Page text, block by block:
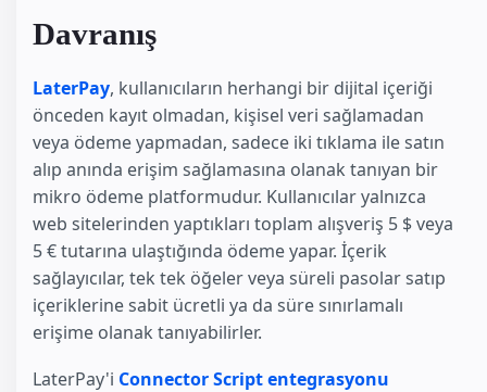
Davranış
LaterPay, kullanıcıların herhangi bir dijital içeriği
önceden kayıt olmadan, kişisel veri sağlamadan
veya ödeme yapmadan, sadece iki tıklama ile satın
alıp anında erişim sağlamasına olanak tanıyan bir
mikro ödeme platformudur. Kullanıcılar yalnızca
web sitelerinden yaptıkları toplam alışveriş 5 $ veya
5 € tutarına ulaştığında ödeme yapar. İçerik
sağlayıcılar, tek tek öğeler veya süreli pasolar satıp
içeriklerine sabit ücretli ya da süre sınırlamalı
erişime olanak tanıyabilirler.
LaterPay'i Connector Script entegrasyonu